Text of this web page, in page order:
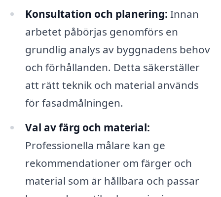
Konsultation och planering: Innan
arbetet påbörjas genomförs en
grundlig analys av byggnadens behov
och förhållanden. Detta säkerställer
att rätt teknik och material används
för fasadmålningen.
Val av färg och material:
Professionella målare kan ge
rekommendationer om färger och
material som är hållbara och passar